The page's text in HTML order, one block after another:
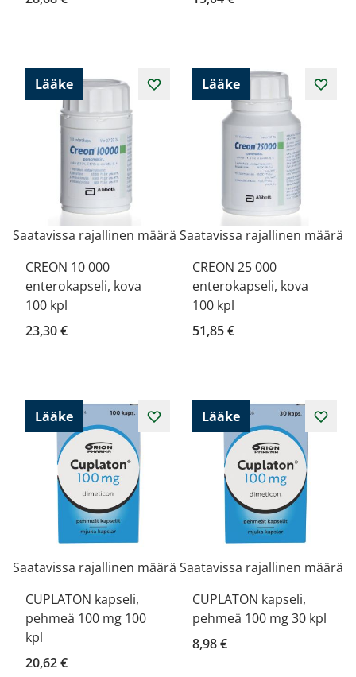
Lääke
Saatavissa rajallinen määrä
CREON 10 000
enterokapseli, kova
100 kpl
23,30 €
Lääke
Saatavissa rajallinen määrä
CREON 25 000
enterokapseli, kova
100 kpl
51,85 €
Lääke
Saatavissa rajallinen määrä
CUPLATON kapseli,
pehmeä 100 mg 100
kpl
20,62 €
Lääke
Saatavissa rajallinen määrä
CUPLATON kapseli,
pehmeä 100 mg 30 kpl
8,98 €